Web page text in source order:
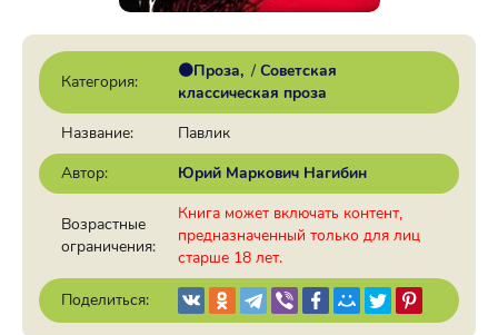
Категория:
🟠Проза / Советская
классическая проза
Название:
Павлик
Автор:
Юрий Маркович Нагибин
Возрастные
ограничения:
Книга может включать контент,
предназначенный только для лиц
старше 18 лет.
Поделиться: